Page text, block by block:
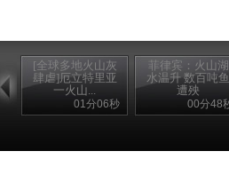
[全球多地火山灰
肆虐]厄立特里亚
一火山...
01分06秒
菲律宾：火山湖
水温升 数百吨鱼
遭殃
00分48